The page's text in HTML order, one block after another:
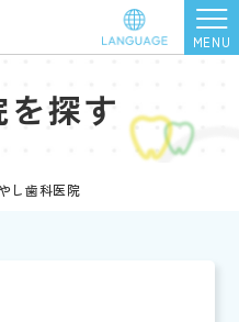
探す
し歯科医院